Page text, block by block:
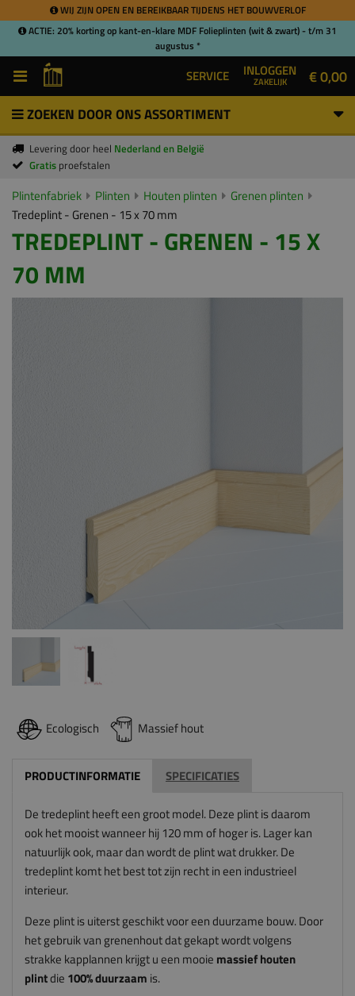
WIJ ZIJN OPEN EN BEREIKBAAR TIJDENS HET BOUWVERLOF
ACTIE: 20% korting op kant-en-klare MDF Folieplinten (wit & zwart) - t/m 31
augustus *
SERVICE INLOGGEN
ZAKELIJK € 0,00
ZOEKEN DOOR ONS ASSORTIMENT
Levering door heel Nederland en België
Gratis proefstalen
Plintenfabriek Plinten Houten plinten
Grenen plinten
Tredeplint - Grenen - 15 x 70 mm
TREDEPLINT - GRENEN - 15 X
70 MM
Ecologisch Massief hout
PRODUCTINFORMATIE SPECIFICATIES
De tredeplint heeft een groot model. Deze plint is daarom
ook het mooist wanneer hij 120 mm of hoger is. Lager kan
natuurlijk ook, maar dan wordt de plint wat drukker. De
tredeplint komt het best tot zijn recht in een industrieel
interieur.
Deze plint is uiterst geschikt voor een duurzame bouw. Door
het gebruik van grenenhout dat gekapt wordt volgens
strakke kapplannen krijgt u een mooie massief houten
plintdie 100% duurzaam is.